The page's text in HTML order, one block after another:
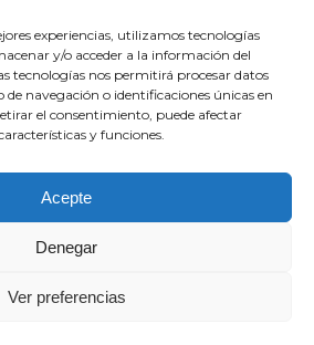
experiencias, utilizamos tecnologías
y/o acceder a la información del
tecnologías nos permitirá procesar datos
navegación o identificaciones únicas en
el consentimiento, puede afectar
y funciones.
Acepte
Denegar
Ver preferencias
Fitness. All Rights Reserved
Condiciones generales
de accesibilidad